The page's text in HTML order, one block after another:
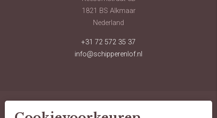
1821 BS Alkmaar
Nederland
+31 72 572 35 37
info@schipperenlof.nl
© schipper en lof advocaten